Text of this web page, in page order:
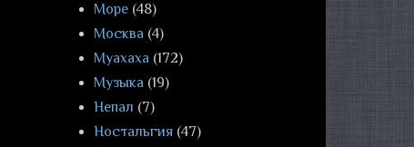
Море (48)
Москва (4)
Муахаха (172)
Музыка (19)
Непал (7)
Ностальгия (47)